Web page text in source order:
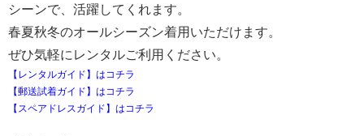
シーンで、活躍してくれます。
春夏秋冬のオールシーズン着用いただけます。
ぜひ気軽にレンタルご利用ください。
【レンタルガイド】はコチラ
【郵送試着ガイド】はコチラ
【スペアドレスガイド】はコチラ